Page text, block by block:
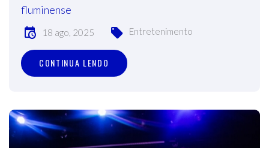
fluminense
18 ago, 2025 Entretenimento
CONTINUA LENDO